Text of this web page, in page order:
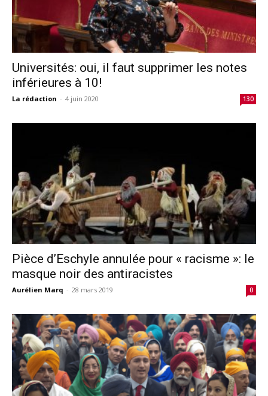
Universités: oui, il faut supprimer les notes
inférieures à 10!
La rédaction - 4 juin 2020 130
Pièce d’Eschyle annulée pour « racisme »: le
masque noir des antiracistes
Aurélien Marq - 28 mars 2019 0